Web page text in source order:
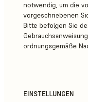
notwendig, um die
vorgeschriebenen
Bitte befolgen Sie
ordnungsgemäße
EINSTELLUNGEN